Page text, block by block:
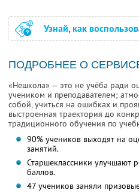
Узнай, как
ПОДРОБНЕЕ О
«Нешкола» — это не учёба ради
учеником и преподавателем;
собой, учиться на ошибках и
выстроенная траектория до
традиционного обучения по
90% учеников выходят на
занятий.
Старшеклассники улучшают
баллов.
47 учеников заняли